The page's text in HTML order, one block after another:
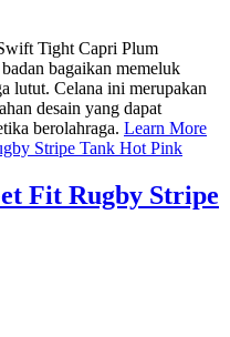
Tight Capri Plum
bagaikan memeluk
lutut. Celana ini merupakan
desain yang dapat
berolahraga. Learn More
Fit Rugby Stripe